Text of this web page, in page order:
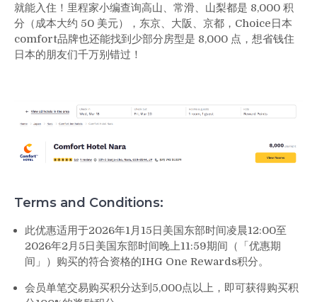
就能入住！里程家小编查询高山、常滑、山梨都是 8,000 积
分（成本大约 50 美元），东京、大阪、京都，Choice日本
comfort品牌也还能找到少部分房型是 8,000 点，想省钱住
日本的朋友们千万别错过！
Terms and Conditions:
此优惠适用于2026年1月15日美国东部时间凌晨12:00至
2026年2月5日美国东部时间晚上11:59期间（「优惠期
间」）购买的符合资格的IHG One Rewards积分。
会员单笔交易购买积分达到5,000点以上，即可获得购买积